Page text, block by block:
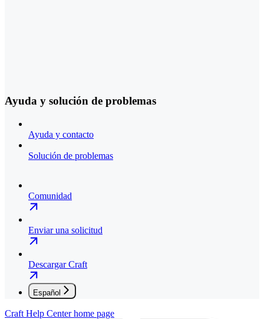
Ayuda y solución de problemas
Ayuda y contacto
Solución de problemas
Comunidad
Enviar una solicitud
Descargar Craft
Español
Craft Help Centerhome page